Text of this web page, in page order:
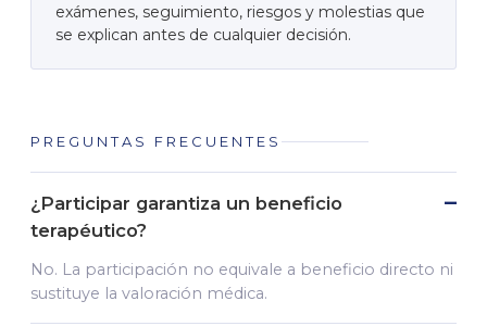
exámenes, seguimiento, riesgos y molestias que
se explican antes de cualquier decisión.
PREGUNTAS FRECUENTES
¿Participar garantiza un beneficio
terapéutico?
No. La participación no equivale a beneficio directo ni
sustituye la valoración médica.